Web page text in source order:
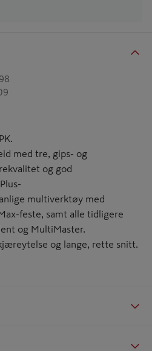
med tre, gips- og
og god
multiverktøy med
feste, samt alle tidligere
og MultiMaster.
og lange, rette snitt.